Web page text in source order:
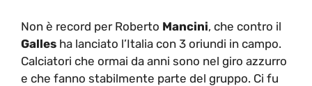
Non è record per Roberto Mancini, che contro il
Galles ha lanciato l’Italia con 3 oriundi in campo.
Calciatori che ormai da anni sono nel giro azzurro
e che fanno stabilmente parte del gruppo. Ci fu